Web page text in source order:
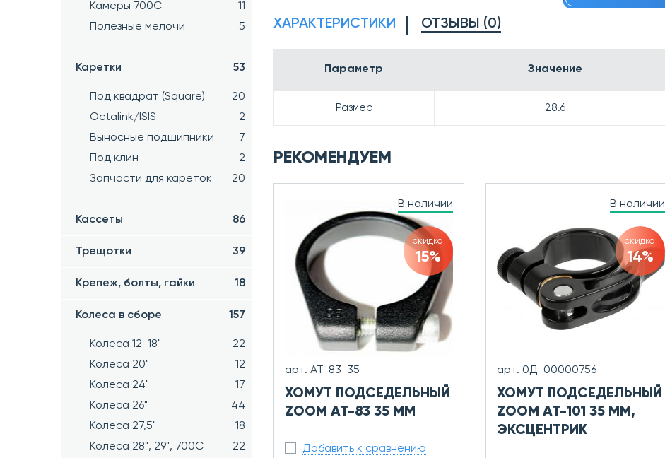
Камеры 700C
11
Полезные мелочи
5
Каретки 53
Под квадрат (Square)
20
Octalink/ISIS
2
Выносные подшипники
7
Под клин
2
Запчасти для кареток
20
Кассеты 86
Трещотки 39
Крепеж, болты, гайки 18
Колеса в сборе 157
Колеса 12-18"
22
Колеса 20"
12
Колеса 24"
17
Колеса 26"
44
Колеса 27,5"
18
Колеса 28", 29", 700С
22
ХАРАКТЕРИСТИКИ ОТЗЫВЫ (0)
Параметр Значение
Размер 28.6
РЕКОМЕНДУЕМ
В наличии
скидка
15%
арт. AT-83-35
ХОМУТ ПОДСЕДЕЛЬНЫЙ
ZOOM AT-83 35 ММ
Добавить к сравнению
В наличии
скидка
14%
арт. 0Д-00000756
ХОМУТ ПОДСЕДЕЛЬНЫЙ
ZOOM AT-101 35 ММ,
ЭКСЦЕНТРИК